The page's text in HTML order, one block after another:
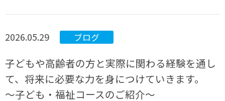
2026.05.29 ブログ
子どもや高齢者の方と実際に関わる経験を通し
て、将来に必要な力を身につけていきます。
～子ども・福祉コースのご紹介～